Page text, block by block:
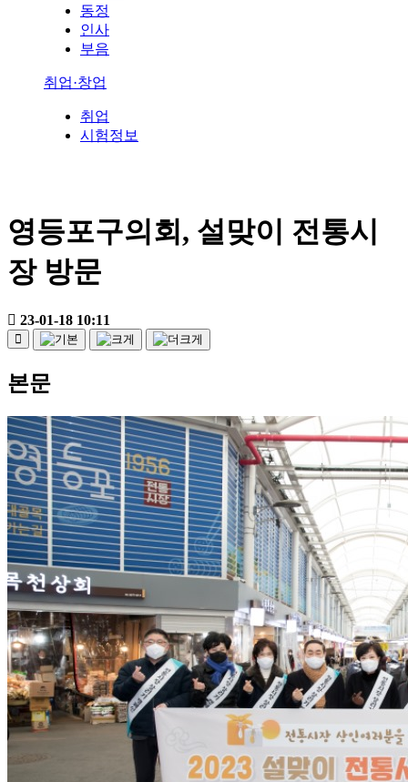
동정
인사
부음
취업·창업
취업
시험정보
영등포구의회, 설맞이 전통시
장 방문
23-01-18 10:11
본문